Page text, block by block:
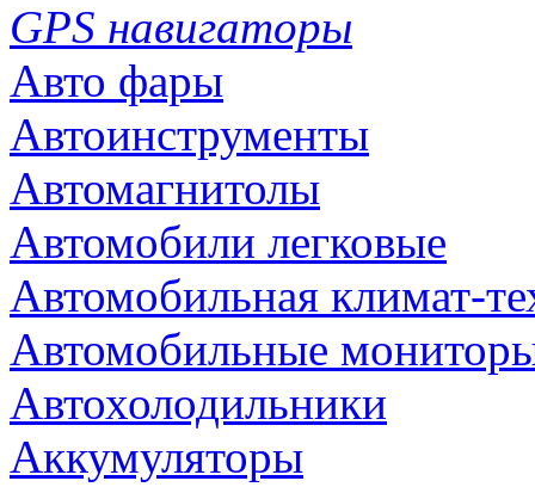
GPS навигаторы
Авто фары
Автоинструменты
Автомагнитолы
Автомобили легковые
Автомобильная климат-
Автомобильные
Автохолодильники
Аккумуляторы